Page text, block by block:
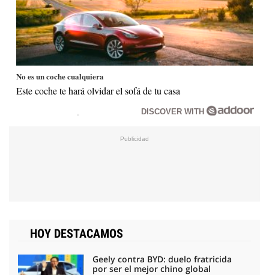
No es un coche cualquiera
Este coche te hará olvidar el sofá de tu casa
DISCOVER WITH
HOY DESTACAMOS
Geely contra BYD: duelo fratricida
por ser el mejor chino global